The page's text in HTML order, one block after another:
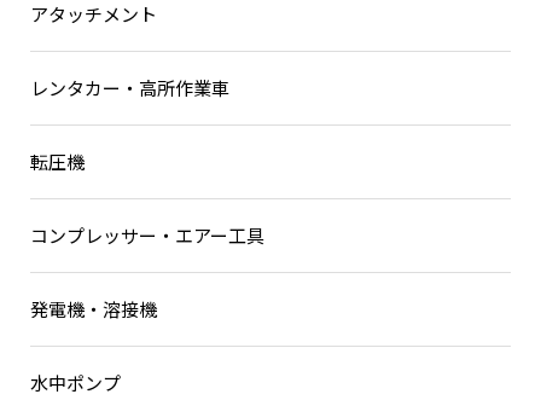
キャリアダンプ
電動バックホー
アタッチメント
レンタカー・高所作業車
転圧機
コンプレッサー・エアー工具
発電機・溶接機
水中ポンプ